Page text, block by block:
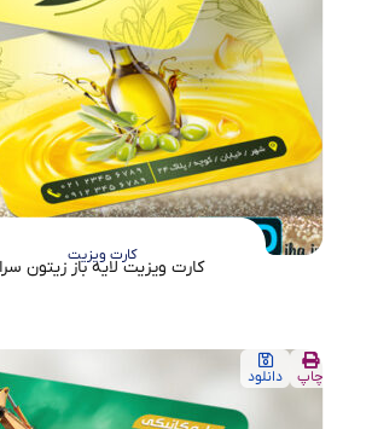
کارت ویزیت
کارت ویزیت لایه باز زیتون سرا
چاپ دانلود